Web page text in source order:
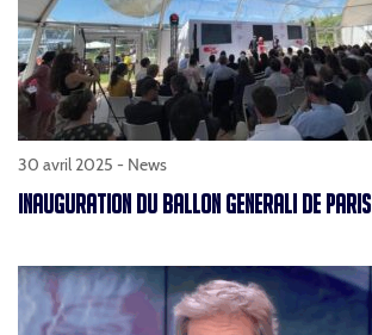
30 avril 2025 - News
INAUGURATION DU BALLON GENERALI DE PARIS